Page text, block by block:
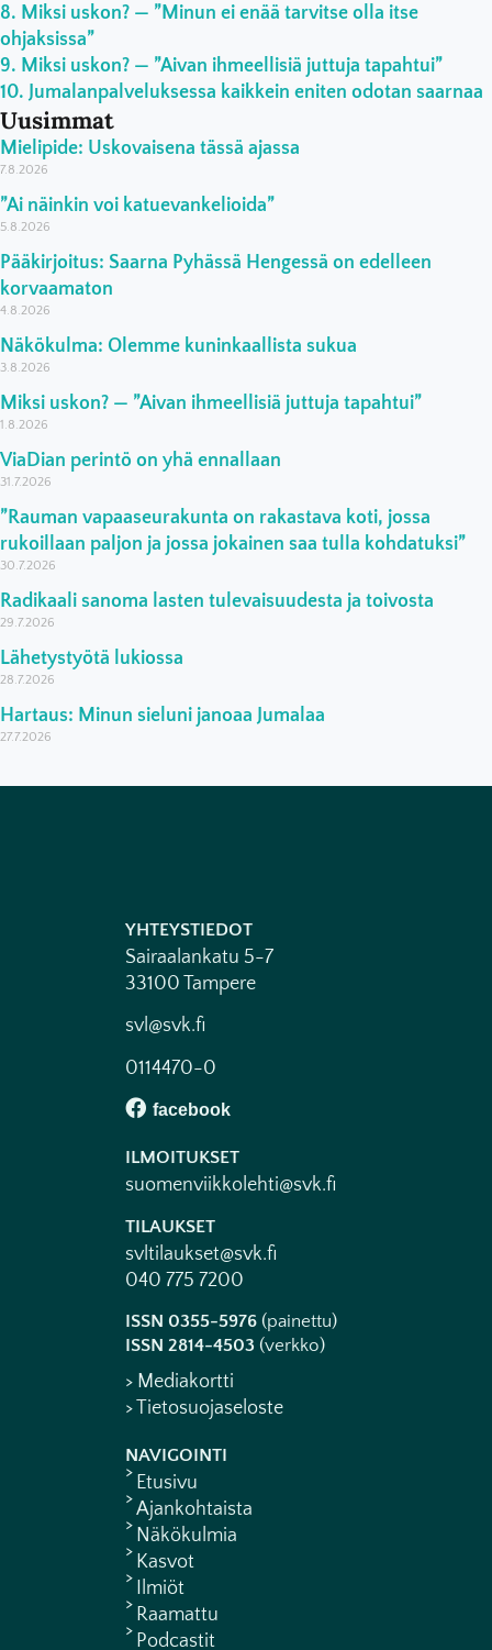
Miksi uskon? — ”Minun ei enää tarvitse olla itse
ohjaksissa”
Miksi uskon? — ”Aivan ihmeellisiä juttuja tapahtui”
Jumalanpalveluksessa kaikkein eniten odotan saarnaa
Uusimmat
Mielipide: Uskovaisena tässä ajassa
7.8.2026
”Ai näinkin voi katuevankelioida”
5.8.2026
Pääkirjoitus: Saarna Pyhässä Hengessä on edelleen
korvaamaton
4.8.2026
Näkökulma: Olemme kuninkaallista sukua
3.8.2026
Miksi uskon? — ”Aivan ihmeellisiä juttuja tapahtui”
1.8.2026
ViaDian perintö on yhä ennallaan
31.7.2026
”Rauman vapaaseurakunta on rakastava koti, jossa
rukoillaan paljon ja jossa jokainen saa tulla kohdatuksi”
30.7.2026
Radikaali sanoma lasten tulevaisuudesta ja toivosta
29.7.2026
Lähetystyötä lukiossa
28.7.2026
Hartaus: Minun sieluni janoaa Jumalaa
27.7.2026
YHTEYSTIEDOT
Sairaalankatu 5-7
33100 Tampere
svl@svk.fi
0114470-0
ILMOITUKSET
suomenviikkolehti@svk.fi
TILAUKSET
svltilaukset@svk.fi
040 775 7200
ISSN 0355-5976 (painettu)
ISSN 2814-4503 (verkko)
> Mediakortti
> Tietosuojaseloste
NAVIGOINTI
Etusivu
Ajankohtaista
Näkökulmia
Kasvot
Ilmiöt
Raamattu
Podcastit